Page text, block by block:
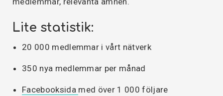
Lite statistik:
20 000 medlemmar i vårt nätverk
350 nya medlemmar per månad
Facebooksida med över 1 000 följare